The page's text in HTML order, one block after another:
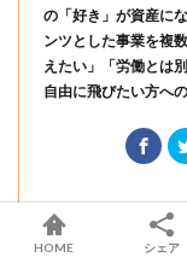
の「好き」が資産に
ンツとした事業を複
えたい」「労働とは
自由に飛びたい方へ
HOME シェア